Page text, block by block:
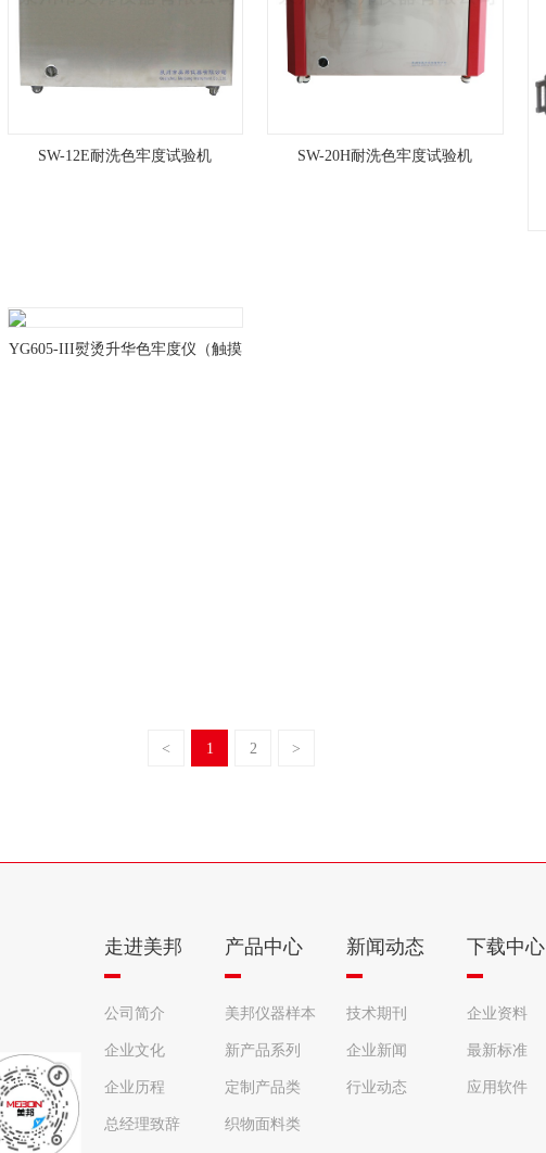
SW-12E耐洗色牢度试验机 SW-20H耐洗色牢度试验机
YG605-III熨烫升华色牢度仪（触摸
< 1 2 >
走进美邦
公司简介
企业文化
企业历程
总经理致辞
产品中心
美邦仪器样本
册
新产品系列
定制产品类
织物面料类
新闻动态
技术期刊
企业新闻
行业动态
下载中心
企业资料
最新标准
应用软件